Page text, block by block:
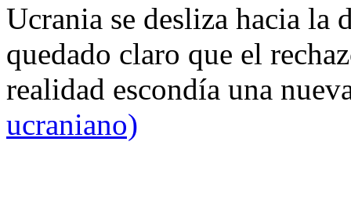
Ucrania se desliza hacia
quedado claro que el
realidad escondía una
ucraniano)